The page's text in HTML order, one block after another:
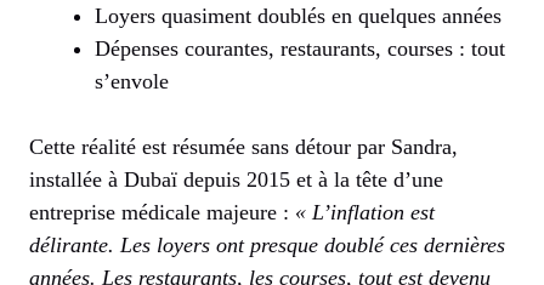
Loyers quasiment doublés en quelques années
Dépenses courantes, restaurants, courses : tout
s’envole
Cette réalité est résumée sans détour par Sandra,
installée à Dubaï depuis 2015 et à la tête d’une
entreprise médicale majeure : « L’inflation est
délirante. Les loyers ont presque doublé ces dernières
années. Les restaurants, les courses, tout est devenu